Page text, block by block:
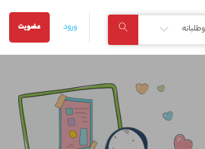
ورود عضویت